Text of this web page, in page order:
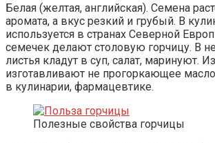
Белая (желтая, английская). Семена
аромата, а вкус резкий и грубый. В
используется в странах Северной
семечек делают столовую горчицу. В
листья кладут в суп, салат, маринуют.
изготавливают не прогоркающее
в кулинарии, фармацевтике.
Полезные свойства горчицы